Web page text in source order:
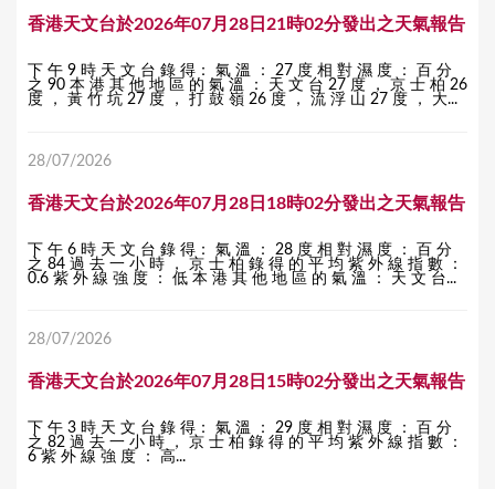
香港天文台於2026年07月28日21時02分發出之天氣報告
下 午 9 時 天 文 台 錄 得： 氣 溫 ： 27 度 相 對 濕 度 ： 百 分
之 90 本 港 其 他 地 區 的 氣 溫 ： 天 文 台 27 度 ， 京 士 柏 26
度 ， 黃 竹 坑 27 度 ， 打 鼓 嶺 26 度 ， 流 浮 山 27 度 ， 大...
28/07/2026
香港天文台於2026年07月28日18時02分發出之天氣報告
下 午 6 時 天 文 台 錄 得： 氣 溫 ： 28 度 相 對 濕 度 ： 百 分
之 84 過 去 一 小 時 ， 京 士 柏 錄 得 的 平 均 紫 外 線 指 數 ：
0.6 紫 外 線 強 度 ： 低 本 港 其 他 地 區 的 氣 溫 ： 天 文 台...
28/07/2026
香港天文台於2026年07月28日15時02分發出之天氣報告
下 午 3 時 天 文 台 錄 得： 氣 溫 ： 29 度 相 對 濕 度 ： 百 分
之 82 過 去 一 小 時 ， 京 士 柏 錄 得 的 平 均 紫 外 線 指 數 ：
6 紫 外 線 強 度 ： 高...